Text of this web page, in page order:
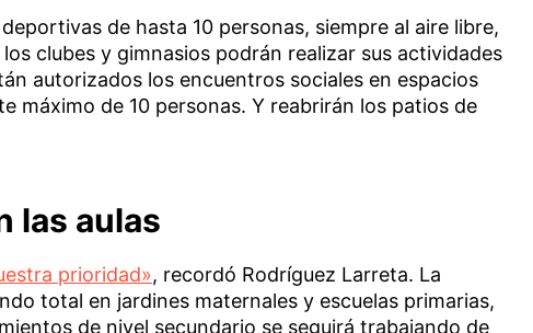
de hasta 10 personas, siempre al aire libre,
clubes y gimnasios podrán realizar sus actividades
autorizados los encuentros sociales en espacios
máximo de 10 personas. Y reabrirán los patios de
las aulas
prioridad», recordó Rodríguez Larreta. La
total en jardines maternales y escuelas primarias,
de nivel secundario se seguirá trabajando de